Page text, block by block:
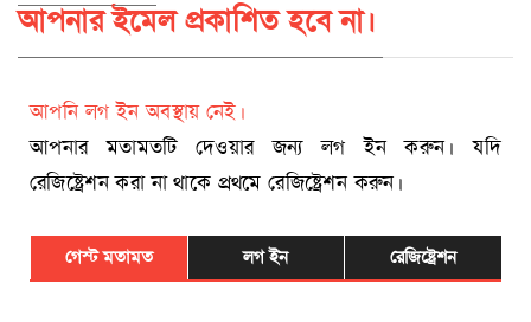
আপনার ইমেল প্রকাশিত হবে না।
আপনি লগ ইন অবস্থায় নেই।
আপনার মতামতটি দেওয়ার জন্য লগ ইন করুন। যদি
রেজিষ্ট্রেশন করা না থাকে প্রথমে রেজিষ্ট্রেশন করুন।
গেস্ট মতামত লগ ইন রেজিষ্ট্রেশন